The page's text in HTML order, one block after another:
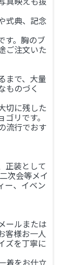
式典、記念
す。胸のブ
ご注文いた
まで、大量
ものづく
切に残した
リです。
流行でおす
正装として
次会等メイ
ー、イベン
ールまたは
客様お一人
ズを丁寧に
着をお仕立